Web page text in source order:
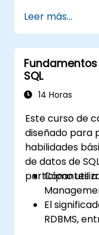
de datos y la
consultas.
Leer más...
Fundamentos
SQL
14 Horas
Este curso de
diseñado para
habilidades
de datos de
participantes
Cómo
El
RDBMS,